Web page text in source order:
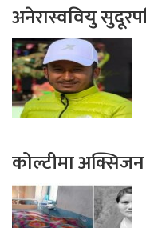
अनेरास्ववियु
कोल्टीमा